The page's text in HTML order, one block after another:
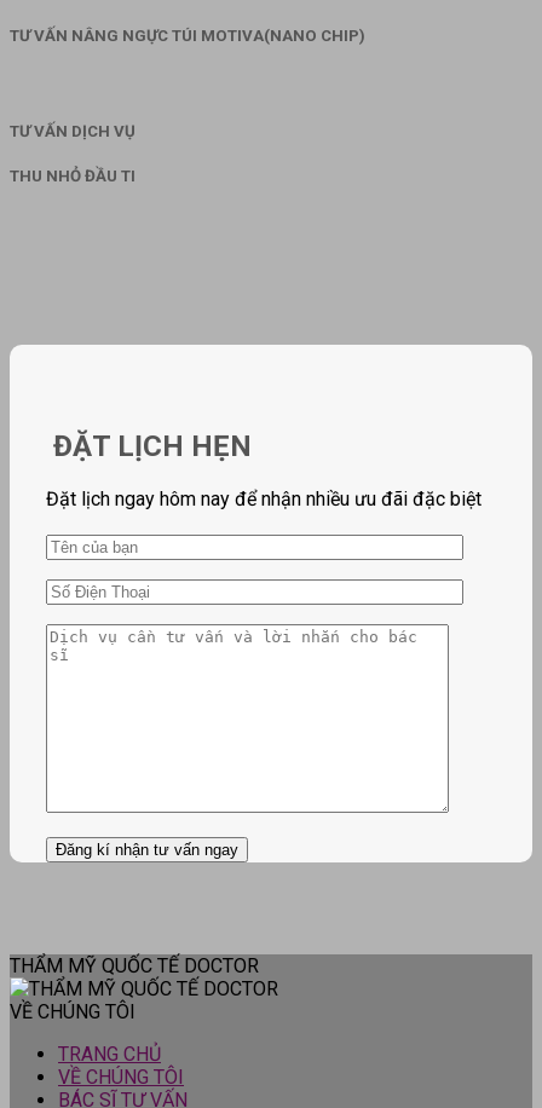
TƯ VẤN NÂNG NGỰC TÚI MOTIVA(NANO CHIP)
TƯ VẤN DỊCH VỤ
THU NHỎ ĐẦU TI
ĐẶT LỊCH HẸN
Đặt lịch ngay hôm nay để nhận nhiều ưu đãi đặc biệt
THẨM MỸ QUỐC TẾ DOCTOR
VỀ CHÚNG TÔI
TRANG CHỦ
VỀ CHÚNG TÔI
BÁC SĨ TƯ VẤN